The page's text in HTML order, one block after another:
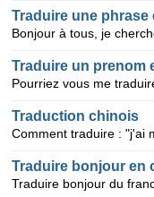
Traduire une phrase
Traduire un prenom
Traduction chinois
Traduire bonjour en
Traduire bonjour du